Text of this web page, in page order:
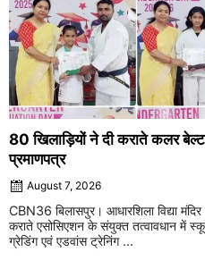
80 खिलाड़ियों ने दी कराते कलर बेल्ट
प्रमाणपत्र
August 7, 2026
CBN36 बिलासपुर। आधारशिला विद्या
कराते एसोसिएशन के संयुक्त तत्वावधान में
ग्रेडिंग एवं एडवांस ट्रेनिंग ...